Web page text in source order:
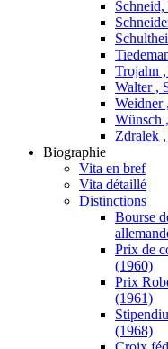
Trojahn
Walter ,
Weidner
Wünsch
Zdralek
Biographie
Vita en bref
Vita détaillé
Distinctions
Bourse
Prix de
(1960)
Prix
(1961)
(1968)